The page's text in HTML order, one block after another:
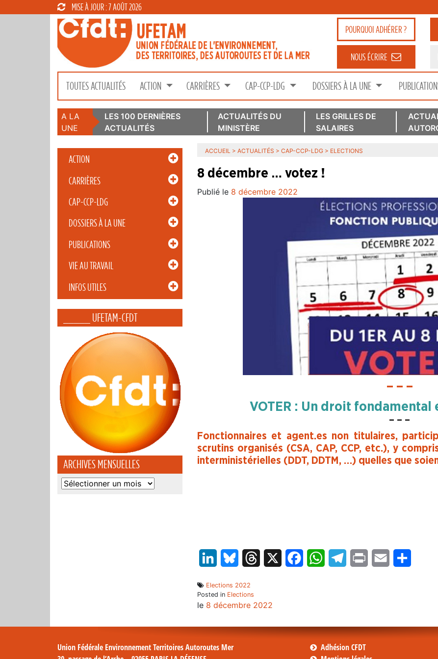
MISE À JOUR : 7 AOÛT 2026
POURQUOIADHÉRER ?
NOUS ÉCRIRE
TOUTES ACTUALITÉS ACTION CARRIÈRES CAP-CCP-LDG DOSSIERS À LA UNE
A LA
UNE
LES 100 DERNIÈRES
ACTUALITÉS
ACTUALITÉS DU
MINISTÈRE
LES GRILLES DE
SALAIRES
ACTION
CARRIÈRES
CAP-CCP-LDG
DOSSIERS À LA UNE
PUBLICATIONS
VIE AU TRAVAIL
INFOS UTILES
_____ UFETAM-CFDT
ARCHIVES MENSUELLES
Archives
ACCUEIL > ACTUALITÉS > CAP-CCP-LDG > ELECTIONS
8 décembre … votez !
Publié le 8 décembre 2022
– – –
VOTER : Un droit
– – –
Fonctionnaires et agent.es non titulaires,
scrutins organisés (CSA, CAP, CCP, etc.), y
interministérielles (DDT, DDTM, …) quelles que
LinkedInBluesky Threads FacebookWhatsAppTelegram
Print Email
Elections 2022
Posted in Elections
le 8 décembre 2022
Union Fédérale Environnement Territoires Autoroutes Mer
Adhésion CFDT